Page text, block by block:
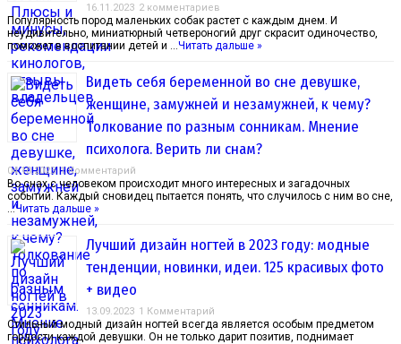
16.11.2023 2 комментариев
Популярность пород маленьких собак растет с каждым днем. И
неудивительно, миниатюрный четвероногий друг скрасит одиночество,
поможет в воспитании детей и … Читать дальше »
Видеть себя беременной во сне девушке,
женщине, замужней и незамужней, к чему?
Толкование по разным сонникам. Мнение
психолога. Верить ли снам?
04.10.2023 1 Комментарий
Во снах с человеком происходит много интересных и загадочных
событий. Каждый сновидец пытается понять, что случилось с ним во сне,
…Читать дальше »
Лучший дизайн ногтей в 2023 году: модные
тенденции, новинки, идеи. 125 красивых фото
+ видео
13.09.2023 1 Комментарий
Стильный модный дизайн ногтей всегда является особым предметом
гордости каждой девушки. Он не только дарит позитив, поднимает